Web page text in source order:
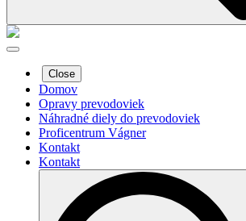
Close
Domov
Opravy prevodoviek
Náhradné diely do prevodoviek
Proficentrum Vágner
Kontakt
Kontakt